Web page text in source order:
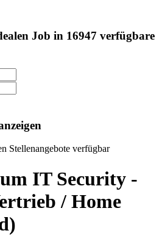
Job in 16947 verfügbare
Stellenangebote verfügbar
IT Security -
/ Home